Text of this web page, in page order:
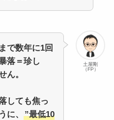
土屋剛
（FP）
で数年に1回
落＝珍し
ん。
しても焦っ
に、
”最低10